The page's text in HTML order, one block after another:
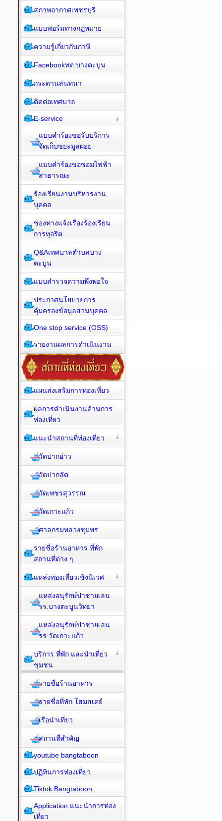
สภาพอากาศเพชรบุรี
แบบฟอร์มทางกฏหมาย
ความรู้เกี่ยวกับภาษี
Facebookทต.บางตะบูน
กระดานสนทนา
ติดต่อเทศบาล
E-service
แบบคำร้องขอรับบริการ
จัดเก็บขยะมูลฝอย
แบบคำร้องขอซ่อมไฟฟ้า
สาธารณะ
ร้องเรียนงานบริหารงาน
บุคคล
ช่องทางแจ้งเรื่องร้องเรียน
การทุจริต
Q&Aเทศบาลตำบลบาง
ตะบูน
แบบสำรวจความพึงพอใจ
ประกาศนโยบายการ
คุ้มครองข้อมูลส่วนบุคคล
One stop service (OSS)
รายงานผลการดำเนินงาน
แผนส่งเสริมการท่องเที่ยว
ผลการดำเนินงานด้านการ
ท่องเที่ยว
แนะนำสถานที่ท่องเที่ยว
วัดปากอ่าว
วัดปากลัด
วัดเพชรสุวรรณ
วัดเกาะแก้ว
ศาลกรมหลวงชุมพร
รายชื่อร้านอาหาร ที่พัก
สถานที่ต่าง ๆ
แหล่งท่องเที่ยวเชิงนิเวศ
แหล่งอนุรักษ์ป่าชายเลน
รร.บางตะบูนวิทยา
แหล่งอนุรักษ์ป่าชายเลน
รร.วัดเกาะแก้ว
บริการ ที่พัก และนำเที่ยว
ชุมชน
รายชื่อร้านอาหาร
รายชื่อที่พัก โฮมสเตย์
เรือนำเที่ยว
สถานที่สำคัญ
youtube bangtaboon
ปฏิทินการท่องเที่ยว
Tiktok Bangtaboon
Application แนะนำการท่อง
เที่ยว